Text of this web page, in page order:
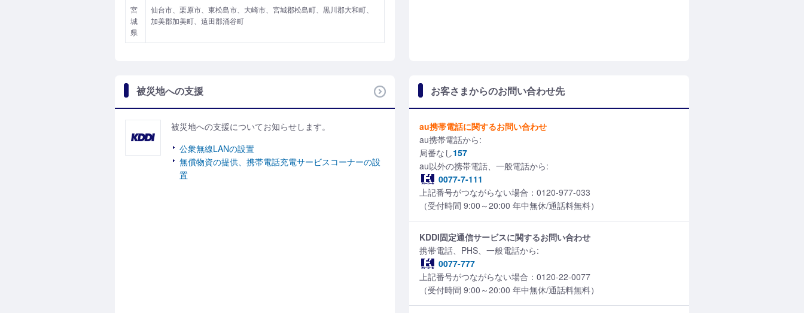
宮
城
県
仙台市、栗原市、東松島市、大崎市、宮城郡松島町、黒川郡大和町、
加美郡加美町、遠田郡涌谷町
被災地への支援
被災地への支援についてお知らせします。
公衆無線LANの設置
無償物資の提供、携帯電話充電サービスコーナーの設
置
お客さまからのお問い合わせ先
au携帯電話に関するお問い合わせ
au携帯電話から:
局番なし157
au以外の携帯電話、一般電話から:
0077-7-111
上記番号がつながらない場合：0120-977-033
（受付時間 9:00～20:00 年中無休/通話料無料）
KDDI固定通信サービスに関するお問い合わせ
携帯電話、PHS、一般電話から:
0077-777
上記番号がつながらない場合：0120-22-0077
（受付時間 9:00～20:00 年中無休/通話料無料）